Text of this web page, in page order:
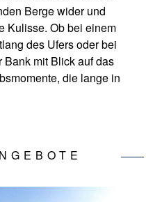
Berge wider und
Kulisse. Ob bei einem
des Ufers oder bei
mit Blick auf das
die lange in